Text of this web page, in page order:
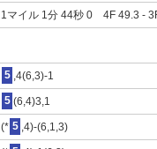
1マイル 1分 44秒 0 4F 49.3 -
5 ,4(6,3)-1
5 (6,4)3,1
(* 5 ,4)-(6,1,3)